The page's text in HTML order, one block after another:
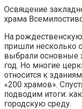
Освящение
храма
На
пришли несколько
выбрали
год. Но многие
относится к
«200 храмов».
подводим итоги:
городскую среду.